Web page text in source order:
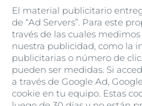
El material publicitario
de “Ad Servers”. Para este
través de las cuales
nuestra publicidad, como la
publicitarias o número de
pueden ser medidas. Si
a través de Google Ad,
cookie en tu equipo. Estas